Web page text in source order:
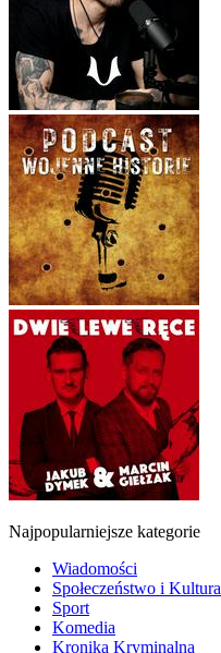
Najpopularniejsze kategorie
Wiadomości
Społeczeństwo i Kultura
Sport
Komedia
Kronika Kryminalna